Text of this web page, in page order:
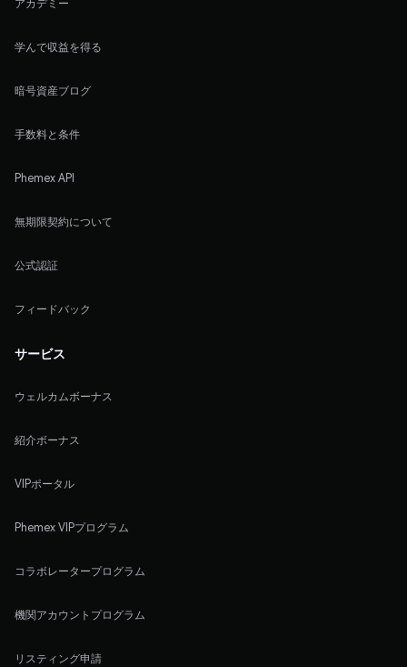
アカデミー
学んで収益を得る
暗号資産ブログ
手数料と条件
Phemex API
無期限契約について
公式認証
フィードバック
サービス
ウェルカムボーナス
紹介ボーナス
VIPポータル
Phemex VIPプログラム
コラボレータープログラム
機関アカウントプログラム
リスティング申請